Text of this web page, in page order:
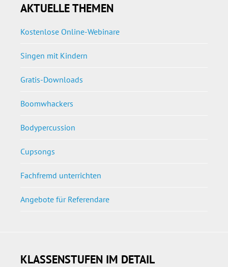
AKTUELLE THEMEN
Kostenlose Online-Webinare
Singen mit Kindern
Gratis-Downloads
Boomwhackers
Bodypercussion
Cupsongs
Fachfremd unterrichten
Angebote für Referendare
KLASSENSTUFEN IM DETAIL